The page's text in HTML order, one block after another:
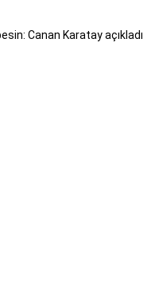
Canan Karatay açıkladı